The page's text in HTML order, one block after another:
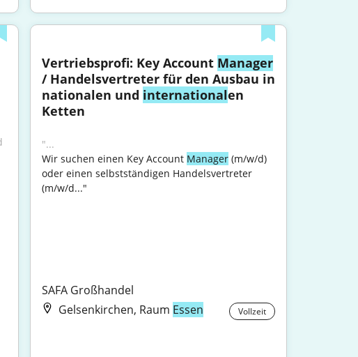
Vertriebsprofi: Key Account Manager
/ Handelsvertreter für den Ausbau in
nationalen und internationalen
Ketten
"...
Wir suchen einen Key Account Manager (m/w/d)
oder einen selbstständigen Handelsvertreter
(m/w/d..."
SAFA Großhandel
Gelsenkirchen, Raum Essen Vollzeit